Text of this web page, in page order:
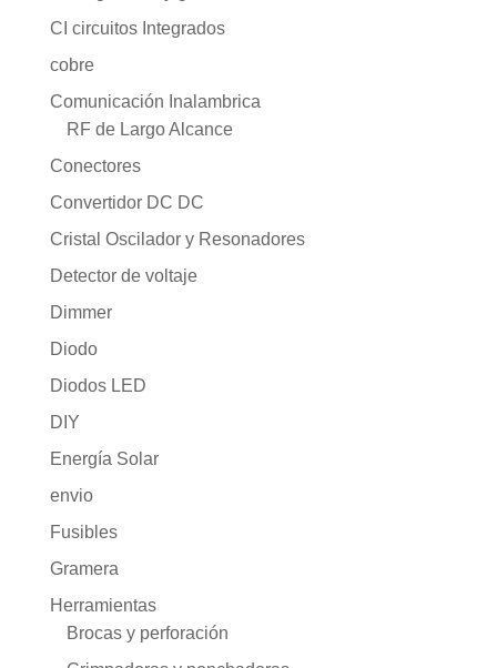
CI circuitos Integrados
cobre
Comunicación Inalambrica
RF de Largo Alcance
Conectores
Convertidor DC DC
Cristal Oscilador y Resonadores
Detector de voltaje
Dimmer
Diodo
Diodos LED
DIY
Energía Solar
envio
Fusibles
Gramera
Herramientas
Brocas y perforación